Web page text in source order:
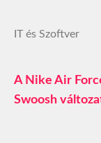
IT és Szoftver
A Nike Air
Swoosh